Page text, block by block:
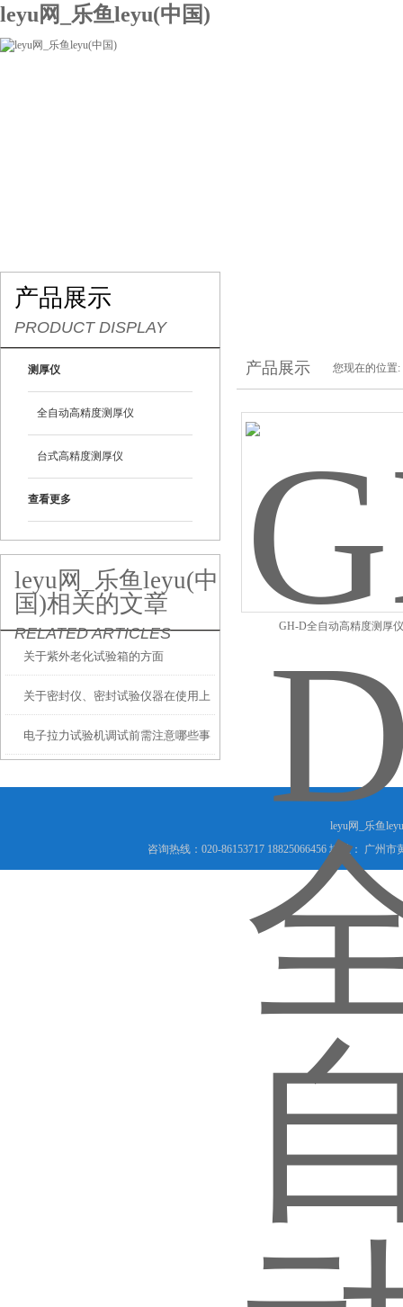
leyu网_乐鱼leyu(中国)
产品展示
PRODUCT DISPLAY
测厚仪
全自动高精度测厚仪
台式高精度测厚仪
查看更多
leyu网_乐鱼leyu(中
国)相关的文章
RELATED ARTICLES
关于紫外老化试验箱的方面
关于密封仪、密封试验仪器在使用上
的常见故障及维护方面
电子拉力试验机调试前需注意哪些事
产品展示 您现在的位置:
GH-D全自动高精度测厚仪
leyu网_乐鱼
咨询热线：020-86153717 18825066456 地址： 广州